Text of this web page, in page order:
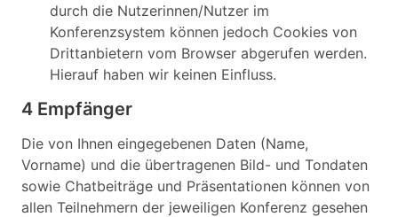
durch die Nutzerinnen/Nutzer im
Konferenzsystem können jedoch Cookies von
Drittanbietern vom Browser abgerufen werden.
Hierauf haben wir keinen Einfluss.
4 Empfänger
Die von Ihnen eingegebenen Daten (Name,
Vorname) und die übertragenen Bild- und Tondaten
sowie Chatbeiträge und Präsentationen können von
allen Teilnehmern der jeweiligen Konferenz gesehen